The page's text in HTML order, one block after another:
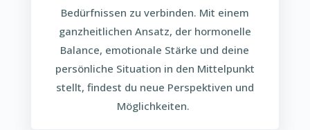
Bedürfnissen zu verbinden. Mit einem
ganzheitlichen Ansatz, der hormonelle
Balance, emotionale Stärke und deine
persönliche Situation in den Mittelpunkt
stellt, findest du neue Perspektiven und
Möglichkeiten.